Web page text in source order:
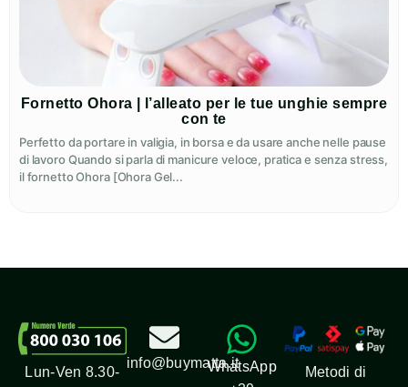
Fornetto Ohora | l’alleato per le tue unghie sempre
con te
Perfetto da portare in valigia, in borsa e da usare anche nelle pause
di lavoro Quando si parla di manicure veloce, pratica e senza stress,
il fornetto Ohora [Ohora Gel...
Lun-Ven 8.30-
info@buymatta.itWhatsApp
Metodi di